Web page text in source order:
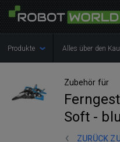
Produkte Alles über den
Zubehör für
Soft -
ZURÜCK